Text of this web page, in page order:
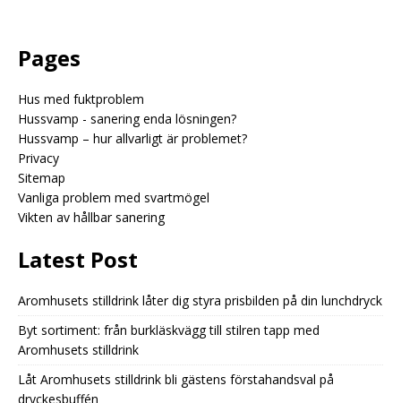
Pages
Hus med fuktproblem
Hussvamp - sanering enda lösningen?
Hussvamp – hur allvarligt är problemet?
Privacy
Sitemap
Vanliga problem med svartmögel
Vikten av hållbar sanering
Latest Post
Aromhusets stilldrink låter dig styra prisbilden på din lunchdryck
Byt sortiment: från burkläskvägg till stilren tapp med
Aromhusets stilldrink
Låt Aromhusets stilldrink bli gästens förstahandsval på
dryckesbuffén